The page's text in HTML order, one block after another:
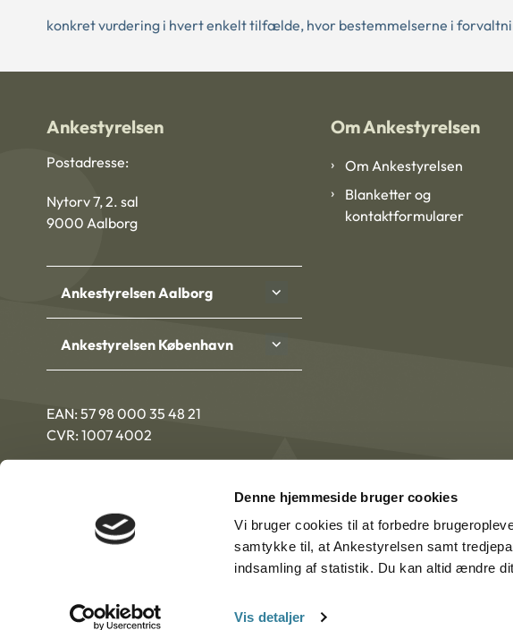
Denne hjemmeside bruger cookies
Vi bruger cookies til at forbedre
samtykke til, at Ankestyrelsen samt
indsamling af statistik. Du kan altid ændre
Vis detaljer
konkret vurdering i hvert enkelt tilfælde, hvor bestemmelserne i
Ankestyrelsen
Postadresse:
Nytorv 7, 2. sal
9000 Aalborg
Ankestyrelsen Aalborg
Ankestyrelsen København
EAN: 57 98 000 35 48 21
CVR: 1007 4002
Om Ankestyrelsen
Om Ankestyrelsen
Blanketter og
kontaktformularer